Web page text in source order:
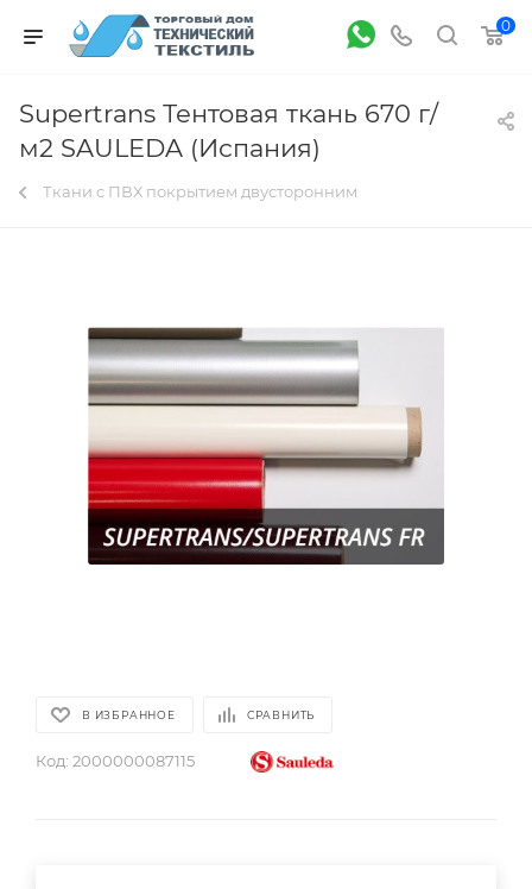
0
Supertrans Тентовая ткань 670 г/
м2 SAULEDA (Испания)
Ткани с ПВХ покрытием двусторонним
В ИЗБРАННОЕ СРАВНИТЬ
Код: 2000000087115